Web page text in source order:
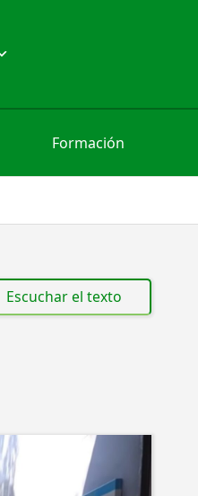
Formación
Escuchar el texto